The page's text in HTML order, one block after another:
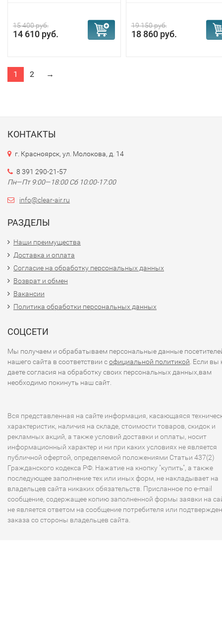
15 400 руб.
14 610 руб.
19 150 руб.
18 860 руб.
1 2 →
КОНТАКТЫ
г. Красноярск, ул. Молокова, д. 14
8 391 290-21-57
Пн—Пт 9:00—18:00 Сб 10:00-17:00
info@clear-air.ru
РАЗДЕЛЫ
Наши преимущества
Доставка и оплата
Согласие на обработку персональных данных
Возврат и обмен
Вакансии
Политика обработки персональных данных
СОЦСЕТИ
Мы получаем и обрабатываем персональные данные
нашего сайта в соответствии софициальной политикой . Если вы
даете согласия на обработку своих персональных данных,вам
необходимо покинуть наш сайт.
Вся представленная на сайте информация, касающаяся
характеристик, наличия на складе, стоимости товаров, скидок и
рекламных акций, а также условий доставки и оплаты, носит
информационный характер и ни при каких условиях не является
публичной офертой, определяемой положениями Статьи 437(2)
Гражданского кодекса РФ. Нажатие на кнопку "купить", а также
последующее заполнение тех или иных форм, не накладывает на
владельцев сайта никаких обязательств. Присланное по e-mail
сообщение, содержащее копию заполненной формы заявки на
не является ответом на сообщение потребителя или
заказа со стороны владельцев сайта.